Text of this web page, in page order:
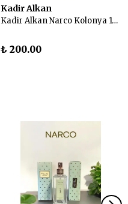
Kadir Alkan
Kadir Alkan Narco Kolonya 100 ml
₺ 200.00